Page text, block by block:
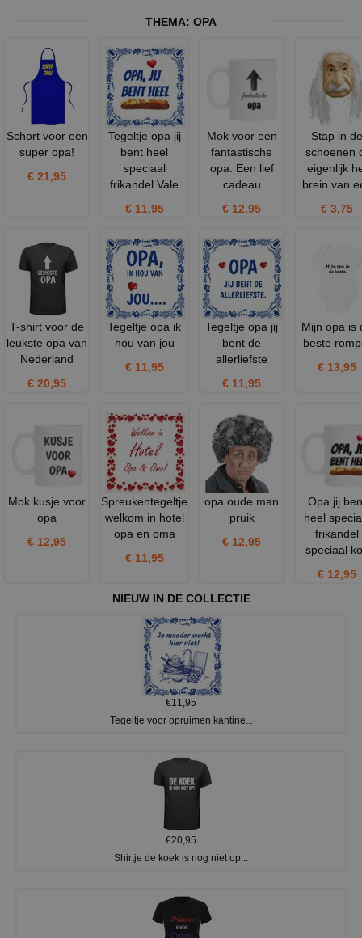
THEMA: OPA
Schort voor een
super opa!
€ 21,95
Tegeltje opa jij
bent heel
speciaal
frikandel Vale
€ 11,95
Mok voor een
fantastische
opa. Een lief
cadeau
€ 12,95
Stap in de
schoenen
eigenlijk
brein van
€ 3,75
T-shirt voor de
leukste opa van
Nederland
€ 20,95
Tegeltje opa ik
hou van jou
€ 11,95
Tegeltje opa jij
bent de
allerliefste
€ 11,95
Mijn opa is
beste
€ 13,95
Mok kusje voor
opa
€ 12,95
Spreukentegeltje
welkom in hotel
opa en oma
€ 11,95
opa oude man
pruik
€ 12,95
Opa jij
heel
frikandel
speciaal
€ 12,95
NIEUW IN DE COLLECTIE
€11,95
Tegeltje voor opruimen kantine...
€20,95
Shirtje de koek is nog niet op...